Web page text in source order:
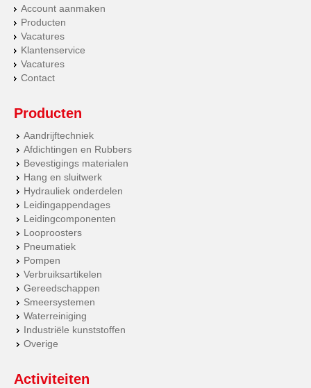
Account aanmaken
Producten
Vacatures
Klantenservice
Vacatures
Contact
Producten
Aandrijftechniek
Afdichtingen en Rubbers
Bevestigings materialen
Hang en sluitwerk
Hydrauliek onderdelen
Leidingappendages
Leidingcomponenten
Looproosters
Pneumatiek
Pompen
Verbruiksartikelen
Gereedschappen
Smeersystemen
Waterreiniging
Industriële kunststoffen
Overige
Activiteiten